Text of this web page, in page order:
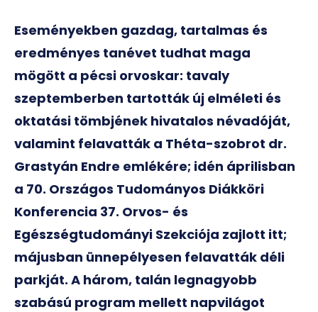
Eseményekben gazdag, tartalmas és
eredményes tanévet tudhat maga
mögött a pécsi orvoskar: tavaly
szeptemberben tartották új elméleti és
oktatási tömbjének hivatalos névadóját,
valamint felavatták a Théta-szobrot dr.
Grastyán Endre emlékére; idén áprilisban
a 70. Országos Tudományos Diákköri
Konferencia 37. Orvos- és
Egészségtudományi Szekciója zajlott itt;
májusban ünnepélyesen felavatták déli
parkját. A három, talán legnagyobb
szabású program mellett napvilágot